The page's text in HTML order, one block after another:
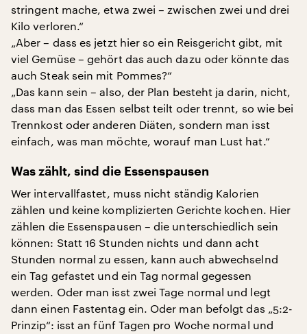
stringent mache, etwa zwei – zwischen zwei und drei
Kilo verloren.“
„Aber – dass es jetzt hier so ein Reisgericht gibt, mit
viel Gemüse – gehört das auch dazu oder könnte das
auch Steak sein mit Pommes?“
„Das kann sein – also, der Plan besteht ja darin, nicht,
dass man das Essen selbst teilt oder trennt, so wie bei
Trennkost oder anderen Diäten, sondern man isst
einfach, was man möchte, worauf man Lust hat.“
Was zählt, sind die Essenspausen
Wer intervallfastet, muss nicht ständig Kalorien
zählen und keine komplizierten Gerichte kochen. Hier
zählen die Essenspausen – die unterschiedlich sein
können: Statt 16 Stunden nichts und dann acht
Stunden normal zu essen, kann auch abwechselnd
ein Tag gefastet und ein Tag normal gegessen
werden. Oder man isst zwei Tage normal und legt
dann einen Fastentag ein. Oder man befolgt das „5:2-
Prinzip“: isst an fünf Tagen pro Woche normal und